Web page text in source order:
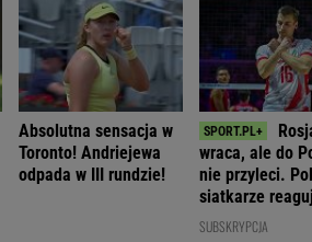
Absolutna sensacja w
Toronto! Andriejewa
odpada w III rundzie!
wraca, ale do
nie przyleci.
siatkarze
rozumiem"
SUBSKRYPCJA